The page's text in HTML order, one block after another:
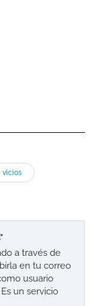
vicios
a través de
en tu correo
usuario
un servicio